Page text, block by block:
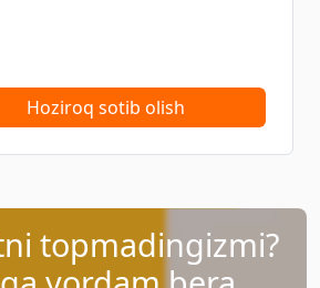
Hoziroq sotib olish
topmadingizmi?